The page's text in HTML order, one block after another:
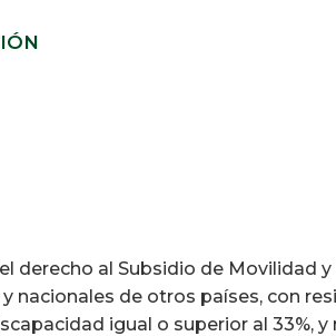
derecho al Subsidio de Movilidad
nacionales de otros países, con
igual o superior al 33%,